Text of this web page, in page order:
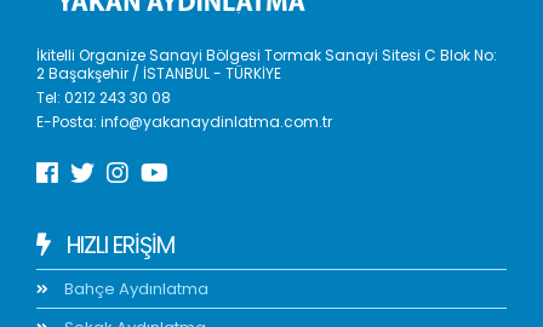
İkitelli Organize Sanayi Bölgesi Tormak Sanayi Sitesi C Blok No:
2 Başakşehir / İSTANBUL - TÜRKİYE
Tel:0212 243 30 08
E-Posta:info@yakanaydinlatma.com.tr
HIZLI ERIŞIM
Bahçe Aydınlatma